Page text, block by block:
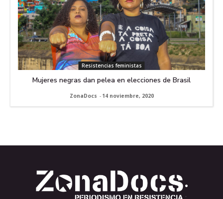
Resistencias feministas
Mujeres negras dan pelea en elecciones de Brasil
ZonaDocs - 14 noviembre, 2020
.
.